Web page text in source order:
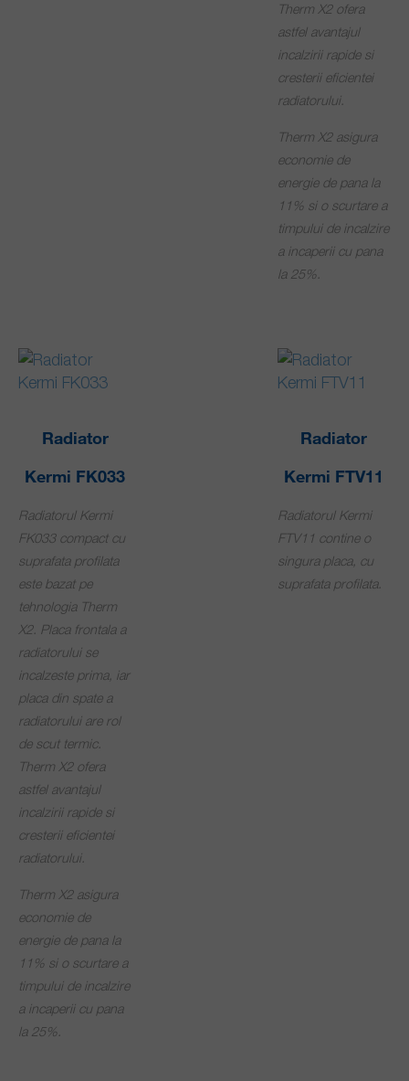
Therm X2 ofera
astfel avantajul
incalzirii rapide si
cresterii eficientei
radiatorului.
Therm X2 asigura
economie de
energie de pana la
11% si o scurtare a
timpului de incalzire
a incaperii cu pana
la 25%.
Radiator
Kermi FK033
Radiatorul Kermi
FK033 compact cu
suprafata profilata
este bazat pe
tehnologia Therm
X2. Placa frontala a
radiatorului se
incalzeste prima, iar
placa din spate a
radiatorului are rol
de scut termic.
Therm X2 ofera
astfel avantajul
incalzirii rapide si
cresterii eficientei
radiatorului.
Therm X2 asigura
economie de
energie de pana la
11% si o scurtare a
timpului de incalzire
a incaperii cu pana
la 25%.
Radiator
Kermi FTV11
Radiatorul Kermi
FTV11 contine o
singura placa, cu
suprafata profilata.